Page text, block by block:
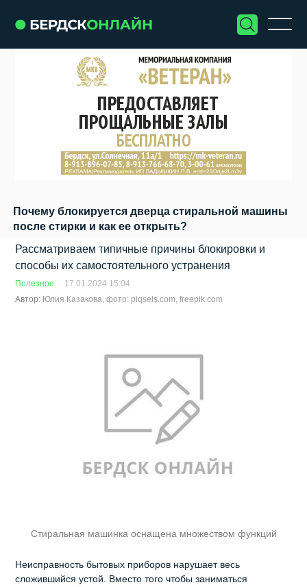
Почему блокируется дверца стиральной машины
после стирки и как ее открыть?
Рассматриваем типичные причины блокировки и
способы их самостоятельного устранения
Полезное
17.01.2024 15:04
Автор: Юлия Казакова, фото: piqsels.com, freepik.com
Стиральная машинка оснащена множеством функций
Неисправность бытовых приборов нарушает весь
сложившийся устой. Вместо того чтобы заниматься